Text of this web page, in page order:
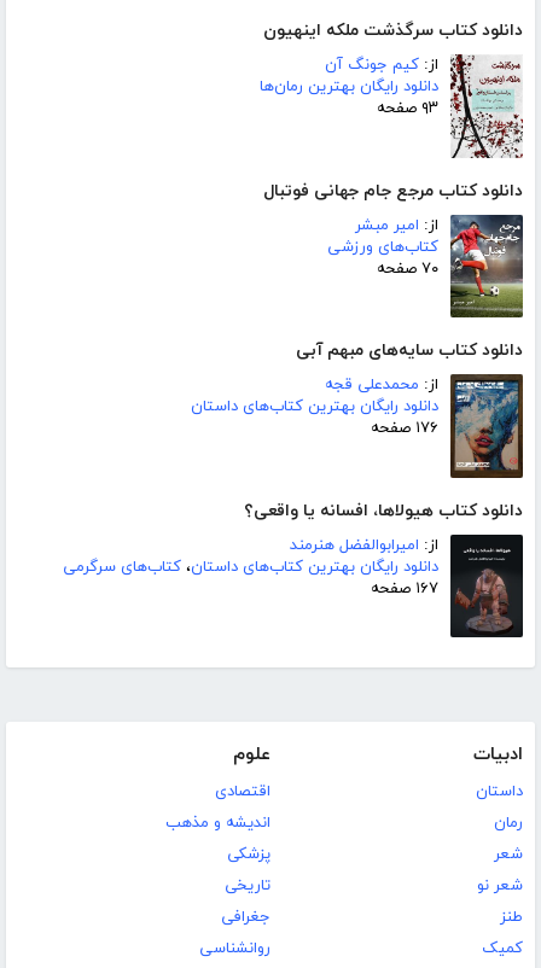
دانلود کتاب سرگذشت ملکه اینهیون
از: کیم جونگ آن
دانلود رایگان بهترین رمان‌ها
۹۳ صفحه
دانلود کتاب مرجع جام جهانی فوتبال
از: امیر مبشر
کتاب‌های ورزشی
۷۰ صفحه
دانلود کتاب سایه‌های مبهم آبی
از: محمدعلی قجه
دانلود رایگان بهترین کتاب‌های داستان
۱۷۶ صفحه
دانلود کتاب هیولاها، افسانه یا واقعی؟
از: امیرابوالفضل هنرمند
دانلود رایگان بهترین کتاب‌های داستان، کتاب‌های سرگرمی
۱۶۷ صفحه
ادبیات
داستان
رمان
شعر
شعر نو
طنز
کمیک
علوم
اقتصادی
اندیشه و مذهب
پزشکی
تاریخی
جغرافی
روانشناسی